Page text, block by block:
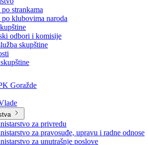
BPK Goražde
strankama
klubovima naroda
odbori i komisije
skupštine
Goražde